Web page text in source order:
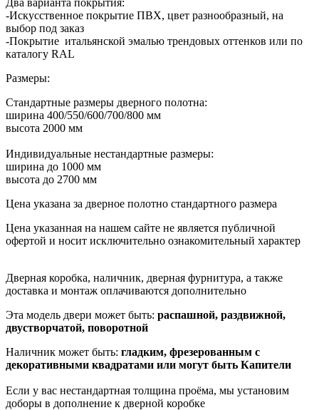
-Искусственное покрытие ПВХ, цвет разнообразный, на
выбор под заказ
-Покрытие итальянской эмалью трендовых оттенков или по
каталогу RAL
Размеры:
Стандартные размеры дверного полотна:
ширина 400/550/600/700/800 мм
высота 2000 мм
Индивидуальные нестандартные размеры:
ширина до 1000 мм
высота до 2700 мм
Цена указана за дверное полотно стандартного размера
Цена указанная на нашем сайте не является публичной
офертой и носит исключительно ознакомительный характер
Дверная коробка, наличник, дверная фурнитура, а также
доставка и монтаж оплачиваются дополнительно
Эта модель двери может быть: распашной, раздвижной,
двустворчатой, поворотной
Наличник может быть: гладким, фрезерованным с
декоративными квадратами или могут быть Капители
Если у вас нестандартная толщина проёма, мы установим
доборы в дополнение к дверной коробке